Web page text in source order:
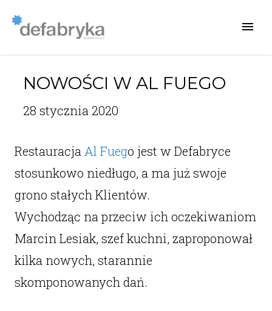
NOWOŚCI W AL FUEGO
28 stycznia 2020
Restauracja Al Fuego jest w Defabryce
stosunkowo niedługo, a ma już swoje
grono stałych Klientów.
Wychodząc na przeciw ich oczekiwaniom
Marcin Lesiak, szef kuchni, zaproponował
kilka nowych, starannie
skomponowanych dań.